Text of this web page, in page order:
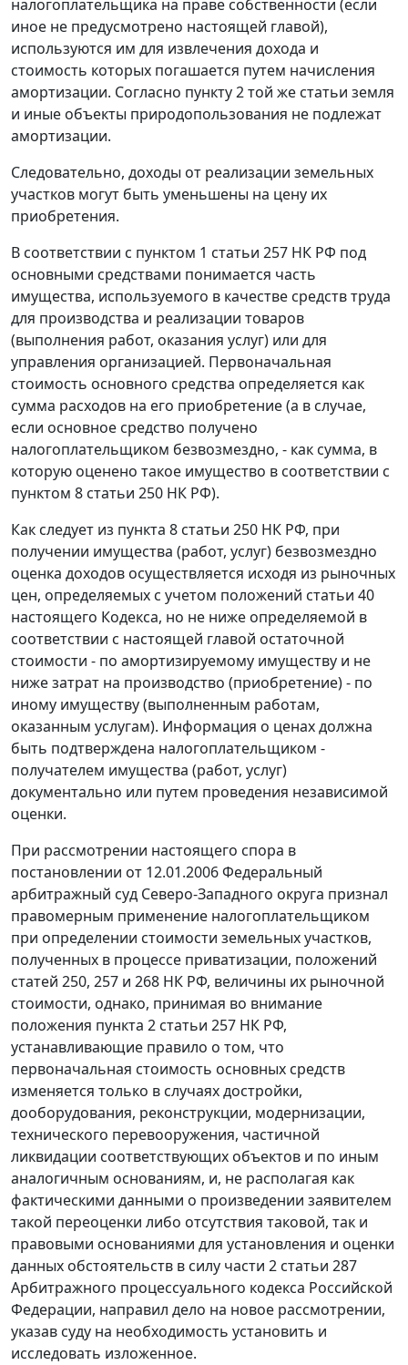
налогоплательщика на праве собственности (если
иное не предусмотрено настоящей главой),
используются им для извлечения дохода и
стоимость которых погашается путем начисления
амортизации. Согласно пункту 2той же статьи земля
и иные объекты природопользования не подлежат
амортизации.
Следовательно, доходы от реализации земельных
участков могут быть уменьшены на цену их
приобретения.
В соответствии с пунктом 1 статьи 257 НК РФ под
основными средствами понимается часть
имущества, используемого в качестве средств труда
для производства и реализации товаров
(выполнения работ, оказания услуг) или для
управления организацией. Первоначальная
стоимость основного средства определяется как
сумма расходов на его приобретение (а в случае,
если основное средство получено
налогоплательщиком безвозмездно, - как сумма, в
которую оценено такое имущество в соответствии с
пунктом 8 статьи 250 НК РФ).
Как следует из пункта 8 статьи 250 НК РФ, при
получении имущества (работ, услуг) безвозмездно
оценка доходов осуществляется исходя из рыночных
цен, определяемых с учетом положений статьи 40
настоящего Кодекса, но не ниже определяемой в
соответствии с настоящей главой остаточной
стоимости - по амортизируемому имуществу и не
ниже затрат на производство (приобретение) - по
иному имуществу (выполненным работам,
оказанным услугам). Информация о ценах должна
быть подтверждена налогоплательщиком -
получателем имущества (работ, услуг)
документально или путем проведения независимой
оценки.
При рассмотрении настоящего спора в
постановлении от 12.01.2006 Федеральный
арбитражный суд Северо-Западного округа признал
правомерным применение налогоплательщиком
при определении стоимости земельных участков,
полученных в процессе приватизации, положений
статей 250, 257 и 268 НК РФ, величины их рыночной
стоимости, однако, принимая во внимание
положения пункта 2 статьи 257 НК РФ,
устанавливающие правило о том, что
первоначальная стоимость основных средств
изменяется только в случаях достройки,
дооборудования, реконструкции, модернизации,
технического перевооружения, частичной
ликвидации соответствующих объектов и по иным
аналогичным основаниям, и, не располагая как
фактическими данными о произведении заявителем
такой переоценки либо отсутствия таковой, так и
правовыми основаниями для установления и оценки
данных обстоятельств в силу части 2 статьи 287
Арбитражного процессуального кодекса Российской
Федерации, направил дело на новое рассмотрении,
указав суду на необходимость установить и
исследовать изложенное.